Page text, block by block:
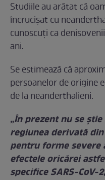
Studiile au arătat că
încrucișat cu
cunoscuți ca
ani.
Se estimează că
persoanelor de origine
de la neanderthalieni.
„În prezent nu se
regiunea derivată
pentru forme severe
efectele oricărei
specifice SARS-